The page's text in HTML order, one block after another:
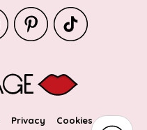
Privacy Cookies